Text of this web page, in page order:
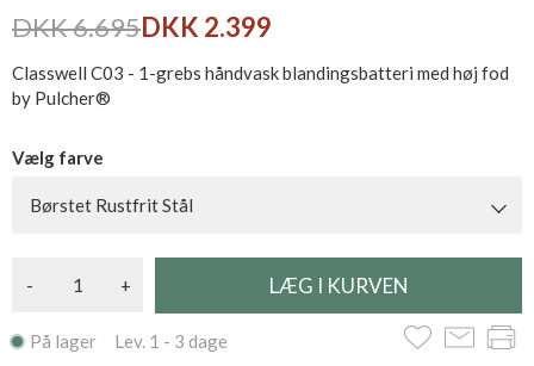
DKK 6.695DKK 2.399
Classwell C03 - 1-grebs håndvask blandingsbatteri med høj fod
by Pulcher®
Vælg farve
Børstet Rustfrit Stål
- +
På lager Lev. 1 - 3 dage